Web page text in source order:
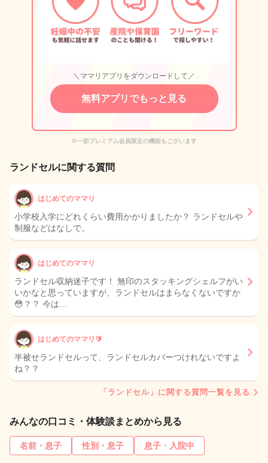
＼ママリアプリをダウンロードして／
無料アプリでもっと見る
※一部プレミアム会員限定の機能もございます
ランドセルに関する質問
はじめてのママリ
小学校入学にどれくらい費用かかりましたか？ ランドセルや
制服などはなしで。
はじめてのママリ
ランドセル収納迷子です！ 無印のスタッキングシェルフがい
いかなと思っていますが、ランドセルはまらなくないですか
😳？？ 今は…
はじめてのママリ🔰
半被せランドセルって、ランドセルカバーつけれないですよ
ね？？
「ランドセル」に関する質問一覧を見る
みんなの口コミ・体験談まとめから見る
名前・息子 性別・息子 息子・入院中